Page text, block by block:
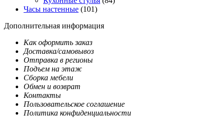
Часы настенные (101)
Дополнительная информация
Как оформить заказ
Доставка/самовывоз
Отправка в регионы
Подъем на этаж
Сборка мебели
Обмен и возврат
Контакты
Пользовательское соглашение
Политика конфиденциальности